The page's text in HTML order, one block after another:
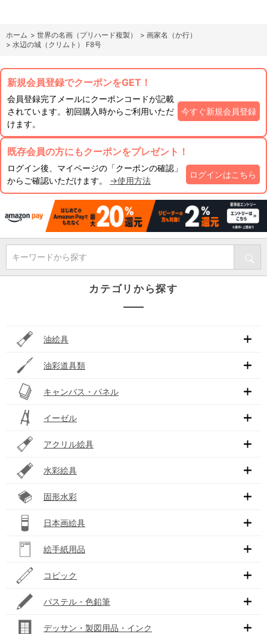
ホーム > 世界の名画（プリハード複製） > 画家名（か行）
> 水辺の城（クリムト） F8号
新規会員登録でクーポンをGET！
会員登録完了メールにクーポンコードが記載
されています。初回購入時からご利用いただ
けます。
今すぐ新規会員登録
既存会員の方にもクーポンをプレゼント！
ログイン後、マイページの「クーポンの確認」
からご確認いただけます。 →使用方法
ログインはこちら
キーワードから探す
カテゴリから探す
油絵具
油彩道具類
キャンバス・パネル
イーゼル
アクリル絵具
水彩絵具
固形水彩
日本画絵具
絵手紙用品
コピック
パステル・色鉛筆
デッサン・製図用品・インク